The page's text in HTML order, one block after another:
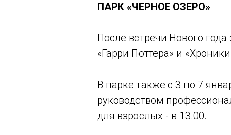
ПАРК «ЧЕРНОЕ ОЗЕРО»
После встречи Нового
«Гарри Поттера» и
В парке также с 3 по 7
руководством
для взрослых - в 13.00.